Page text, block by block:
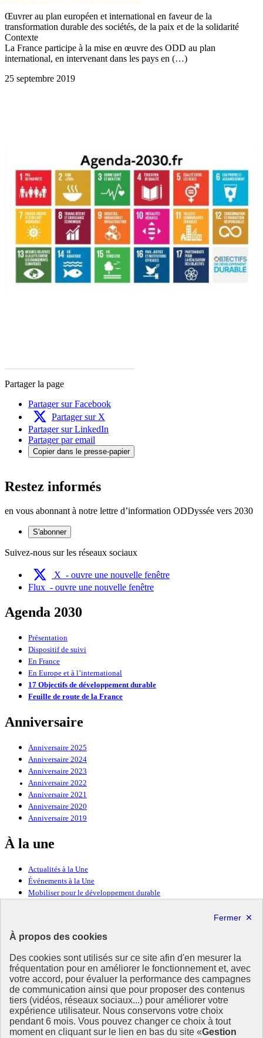
À propos des cookies
Des cookies sont utilisés sur ce site afin d'en mesurer la
fréquentation pour en améliorer le fonctionnement et, avec
votre accord, pour évaluer la performance des campagnes
de communication ainsi que pour proposer des contenus
tiers (vidéos, réseaux sociaux...) pour améliorer votre
expérience utilisateur. Nous conservons votre choix
pendant 6 mois. Vous pouvez changer ce choix à tout
moment en cliquant sur le lien en bas du site «Gestion
Œuvrer au plan européen et international en faveur de la
transformation durable des sociétés, de la paix et de la solidarité
Contexte
La France participe à la mise en œuvre des ODD au plan
international, en intervenant dans les pays en (…)
25 septembre 2019
Partager la page
Partager sur Facebook
Partager sur X
Partager sur LinkedIn
Partager par email
Copier dans le presse-papier
Restez informés
en vous abonnant à notre lettre d’information ODDyssée vers 2030
S'abonner
Suivez-nous sur les réseaux sociaux
X - ouvre une nouvelle fenêtre
Flux - ouvre une nouvelle fenêtre
Agenda 2030
Présentation
Dispositif de suivi
En France
En Europe et à l’international
17 Objectifs de développement durable
Feuille de route de la France
Anniversaire
Anniversaire 2025
Anniversaire 2024
Anniversaire 2023
Anniversaire 2022
Anniversaire 2021
Anniversaire 2020
Anniversaire 2019
À la une
Actualités à la Une
Événements à la Une
Mobiliser pour le développement durable
Ressources
Ressources
La Méth’ODD
Gouvernement
Ce site propose l’information de référence concernant l’Agenda
2030 et la feuille de route de la France. Il valorise la mobilisation de